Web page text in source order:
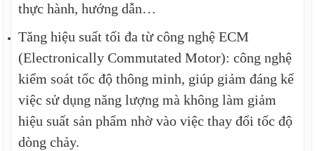
thực hành, hướng dẫn…
Tăng hiệu suất tối đa từ công nghệ ECM
(Electronically Commutated Motor): công nghệ
kiểm soát tốc độ thông minh, giúp giảm đáng kể
việc sử dụng năng lượng mà không làm giảm
hiệu suất sản phẩm nhờ vào việc thay đổi tốc độ
dòng chảy.